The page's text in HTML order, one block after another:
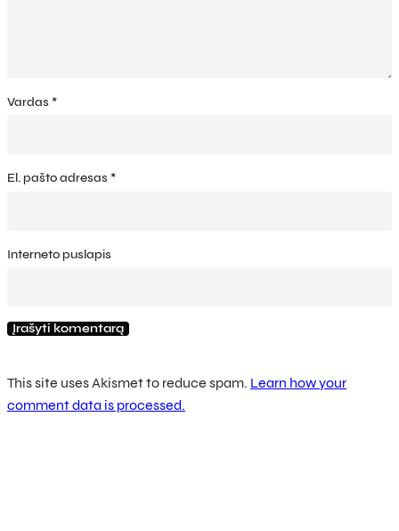
Vardas *
El. pašto adresas *
Interneto puslapis
This site uses Akismet to reduce spam. Learn how your
comment data is processed.